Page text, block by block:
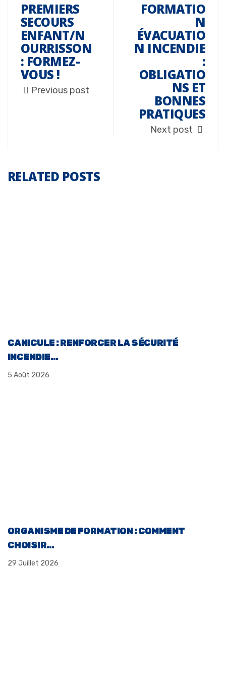
PREMIERS
SECOURS
ENFANT/N
OURRISSON
: FORMEZ-
VOUS !
Previous post
FORMATIO
N
ÉVACUATIO
N INCENDIE
:
OBLIGATIO
NS ET
BONNES
PRATIQUES
Next post
RELATED POSTS
CANICULE : RENFORCER LA SÉCURITÉ
INCENDIE…
5 Août 2026
ORGANISME DE FORMATION : COMMENT
CHOISIR…
29 Juillet 2026